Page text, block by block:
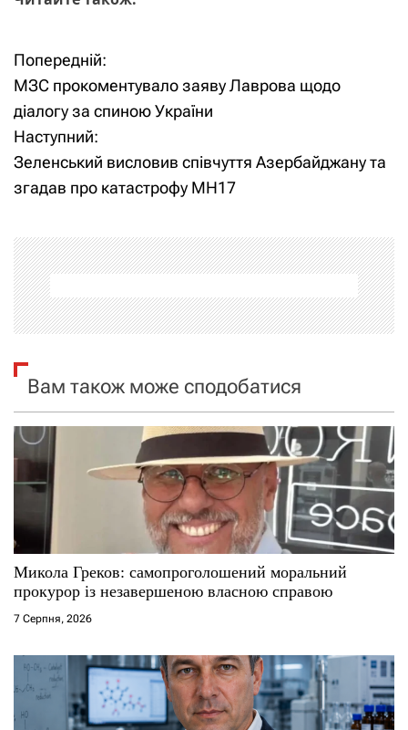
Н
а
в
і
а
ц
і
я
з
а
и
с
і
в
Попередній:
МЗС прокоментувало заяву Лаврова щодо
діалогу за спиною України
Наступний:
Зеленський висловив співчуття Азербайджану та
згадав про катастрофу MH17
Вам також може сподобатися
Микола Греков: самопроголошений моральний
прокурор із незавершеною власною справою
7 Серпня, 2026